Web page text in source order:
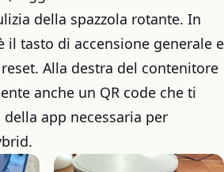
della spazzola rotante. In
il tasto di accensione generale e
Alla destra del contenitore
anche un QR code che ti
app necessaria per